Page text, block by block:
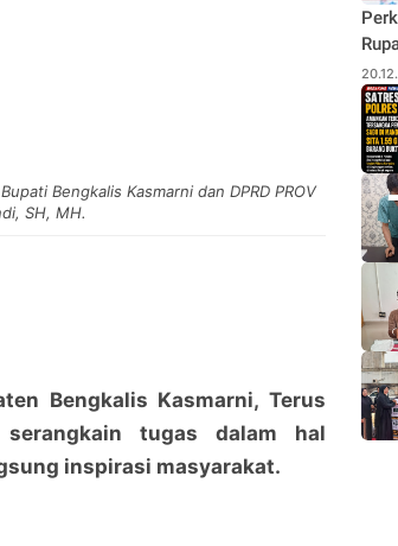
Bengkalis Kasmarni dan DPRD PROV
SH, MH.
Bengkalis Kasmarni, Terus
tugas dalam hal
inspirasi masyarakat.
Rhu